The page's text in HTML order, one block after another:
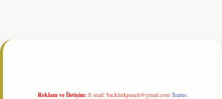
Reklam ve İletişim: E-mail:backlinkpaneli@gmail.com Teams: